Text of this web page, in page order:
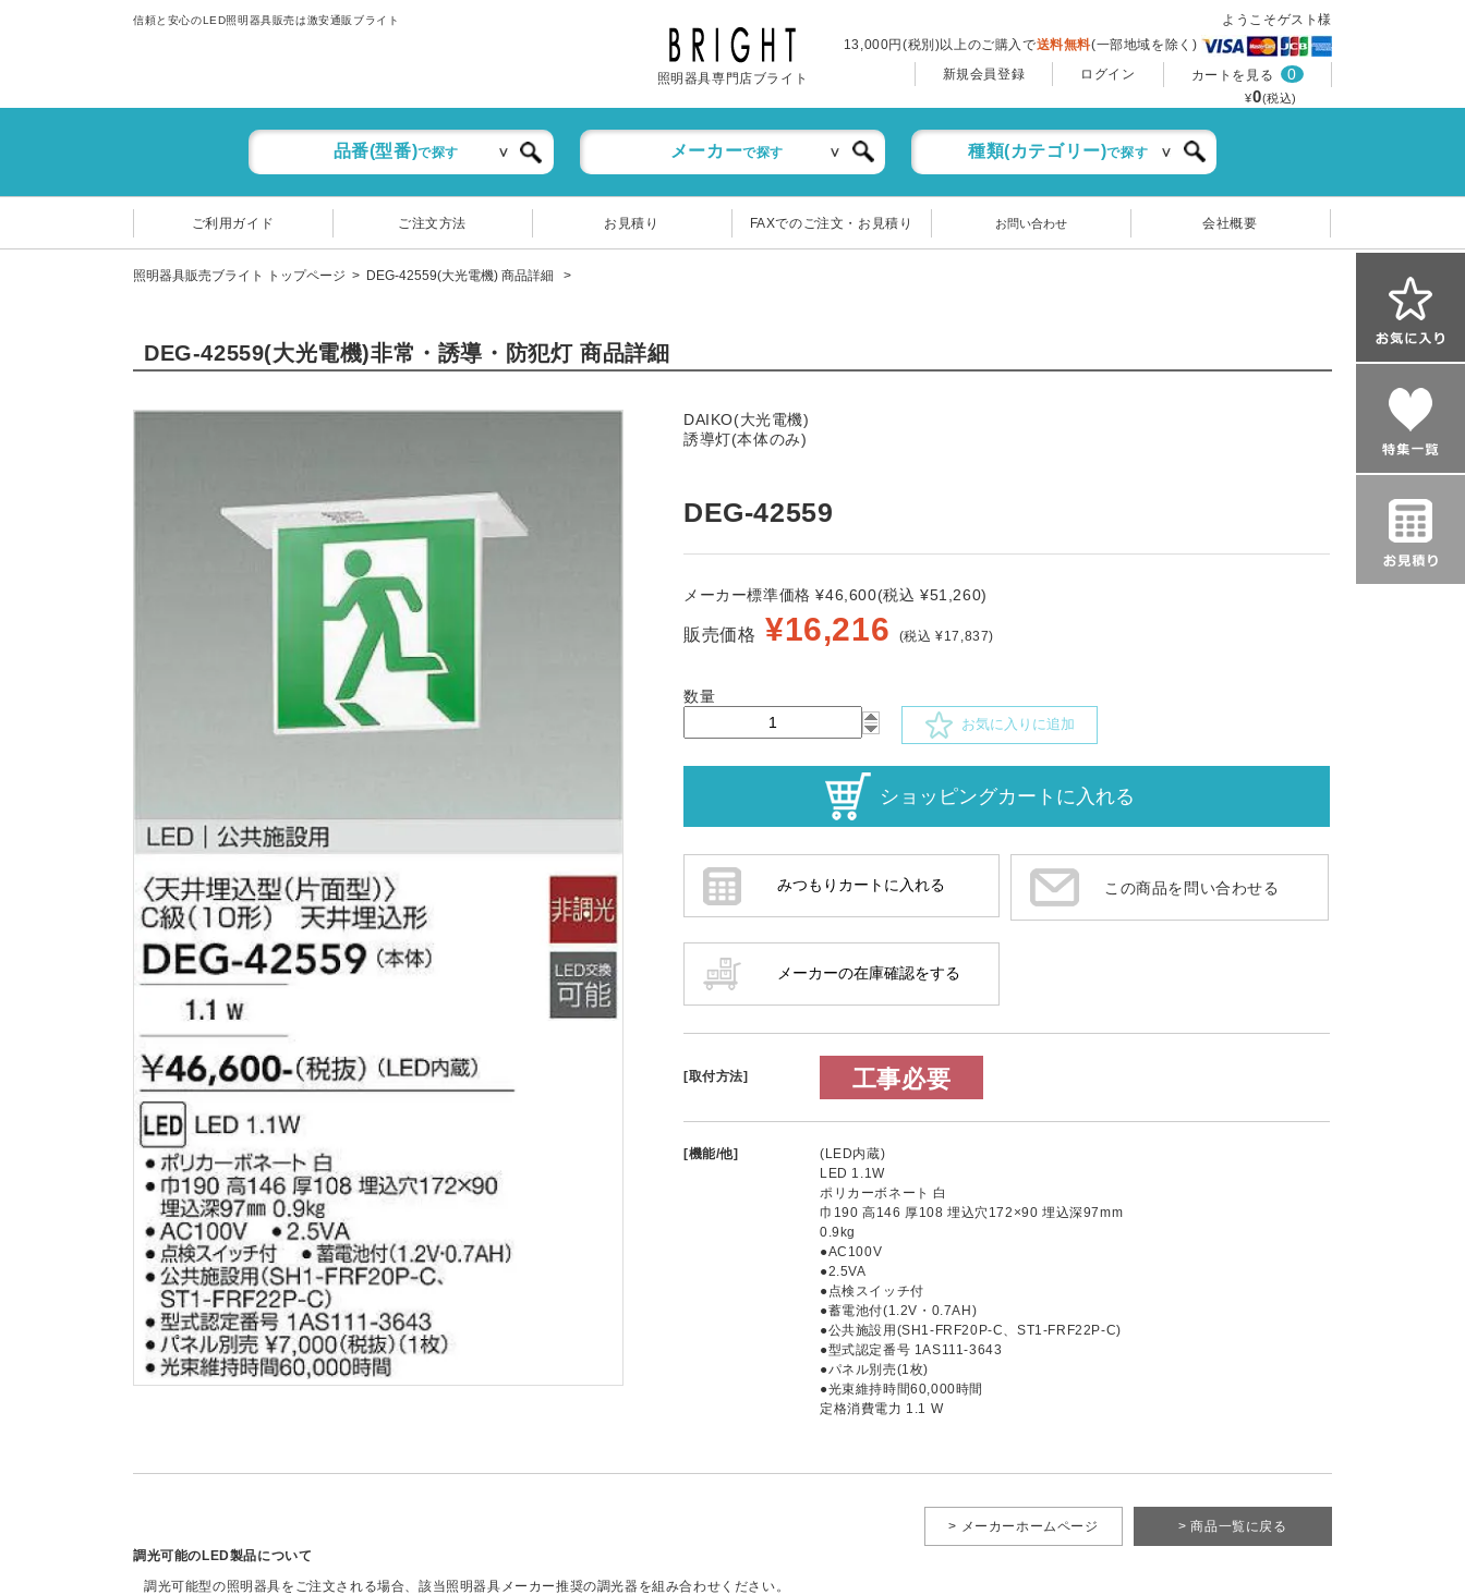
信頼と安心のLED照明器具販売は激安通販ブライト
照明器具専門店ブライト
ようこそゲスト様
13,000円(税別)以上のご購入で送料無料(一部地域を除く)
新規会員登録
ログイン カートを見る 0
¥0(税込)
品番(型番)で探す メーカーで探す 種類(カテゴリー)で探す
ご利用ガイド ご注文方法 お見積り FAXでのご注文・お見積り お問い合わせ 会社概要
照明器具販売ブライト トップページ DEG-42559(大光電機) 商品詳細
DEG-42559(大光電機)非常・誘導・防犯灯 商品詳細
DAIKO(大光電機)
誘導灯(本体のみ)
DEG-42559
メーカー標準価格 ¥46,600(税込 ¥51,260)
販売価格 ¥16,216 (税込 ¥17,837)
数量
お気に入りに追加
この商品を問い合わせる
[取付方法] 工事必要
[機能/他]
(LED内蔵)
LED 1.1W
ポリカーボネート 白
巾190 高146 厚108 埋込穴172×90 埋込深97mm
0.9kg
●AC100V
●2.5VA
●点検スイッチ付
●蓄電池付(1.2V・0.7AH)
●公共施設用(SH1-FRF20P-C、ST1-FRF22P-C)
●型式認定番号 1AS111-3643
●パネル別売(1枚)
●光束維持時間60,000時間
定格消費電力 1.1 W
> 商品一覧に戻る
> メーカーホームページ
調光可能のLED製品について
調光可能型の照明器具をご注文される場合、該当照明器具メーカー推奨の調光器を組み合わせください。